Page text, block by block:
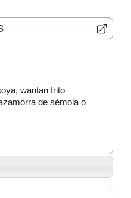
wantan frito
de sémola o